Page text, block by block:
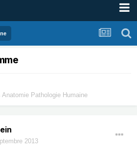
Anatomie Pathologie Humaine
2013